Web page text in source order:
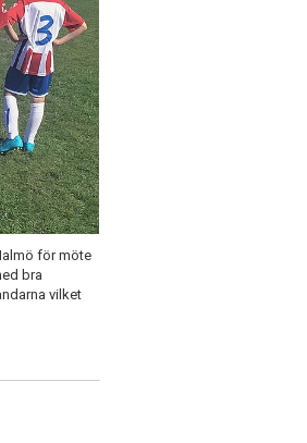
för möte
bra
vilket